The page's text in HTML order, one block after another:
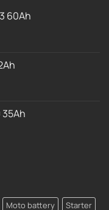
60Ah
35Ah
Moto battery
Starter